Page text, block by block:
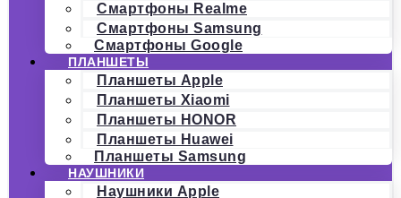
Смартфоны Realme
Смартфоны Samsung
Смартфоны Google
ПЛАНШЕТЫ
Планшеты Apple
Планшеты Xiaomi
Планшеты HONOR
Планшеты Huawei
Планшеты Samsung
НАУШНИКИ
Наушники Apple